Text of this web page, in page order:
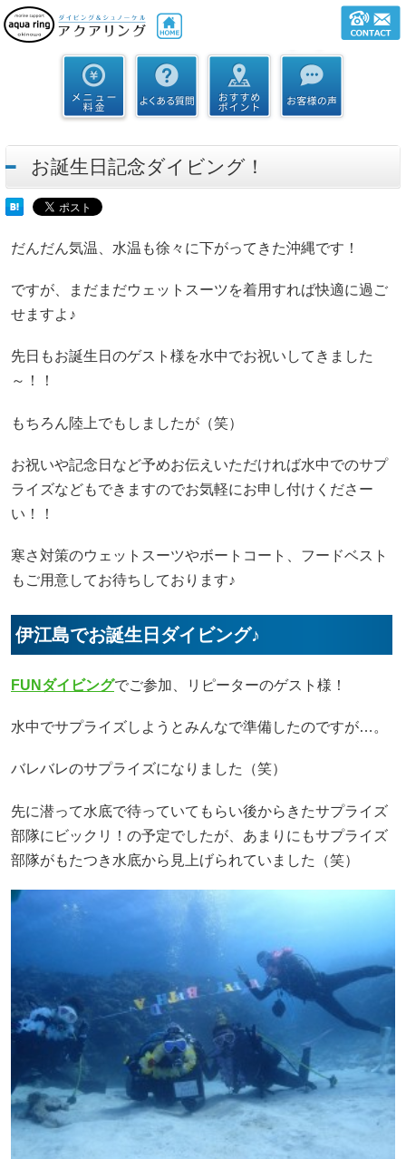
お誕生日記念ダイビング！
だんだん気温、水温も徐々に下がってきた沖縄です！
ですが、まだまだウェットスーツを着用すれば快適に過ご
せますよ♪
先日もお誕生日のゲスト様を水中でお祝いしてきました
～！！
もちろん陸上でもしましたが（笑）
お祝いや記念日など予めお伝えいただければ水中でのサプ
ライズなどもできますのでお気軽にお申し付けくださー
い！！
寒さ対策のウェットスーツやボートコート、フードベスト
もご用意してお待ちしております♪
伊江島でお誕生日ダイビング♪
FUNダイビングでご参加、リピーターのゲスト様！
水中でサプライズしようとみんなで準備したのですが…。
バレバレのサプライズになりました（笑）
先に潜って水底で待っていてもらい後からきたサプライズ
部隊にビックリ！の予定でしたが、あまりにもサプライズ
部隊がもたつき水底から見上げられていました（笑）